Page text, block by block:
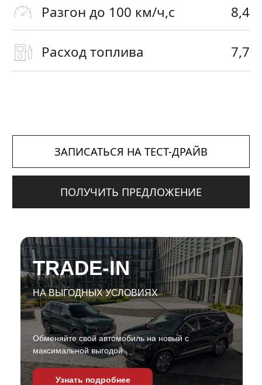
TRADE-IN
НА ВЫГОДНЫХ УСЛОВИЯХ
Обменяйте свой автомобиль на новый с
максимальной выгодой
Узнать подробнее